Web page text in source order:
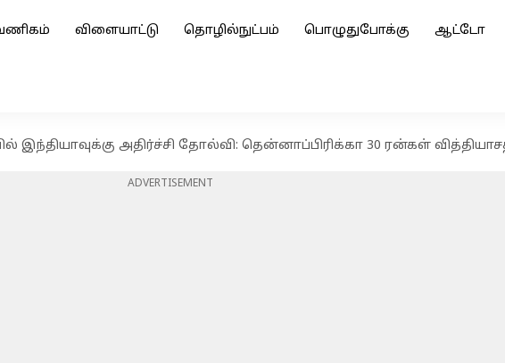
விளையாட்டு தொழில்நுட்பம் பொழுதுபோக்கு ஆட்டோ
இந்தியாவுக்கு அதிர்ச்சி தோல்வி: தென்னாப்பிரிக்கா 30 ரன்கள்
ADVERTISEMENT